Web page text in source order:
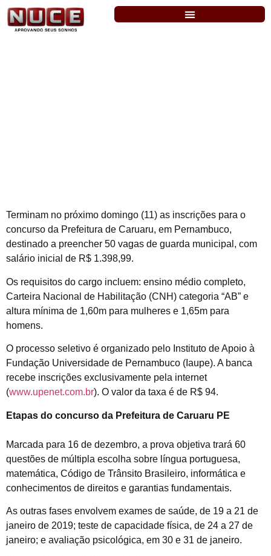
Terminam no próximo domingo (11) as inscrições para o
concurso da Prefeitura de Caruaru, em Pernambuco,
destinado a preencher 50 vagas de guarda municipal, com
salário inicial de R$ 1.398,99.
Os requisitos do cargo incluem: ensino médio completo,
Carteira Nacional de Habilitação (CNH) categoria “AB” e
altura mínima de 1,60m para mulheres e 1,65m para
homens.
O processo seletivo é organizado pelo Instituto de Apoio à
Fundação Universidade de Pernambuco (Iaupe). A banca
recebe inscrições exclusivamente pela internet
(www.upenet.com.br). O valor da taxa é de R$ 94.
Etapas do concurso da Prefeitura de Caruaru PE
Marcada para 16 de dezembro, a prova objetiva trará 60
questões de múltipla escolha sobre língua portuguesa,
matemática, Código de Trânsito Brasileiro, informática e
conhecimentos de direitos e garantias fundamentais.
As outras fases envolvem exames de saúde, de 19 a 21 de
janeiro de 2019; teste de capacidade física, de 24 a 27 de
janeiro; e avaliação psicológica, em 30 e 31 de janeiro.